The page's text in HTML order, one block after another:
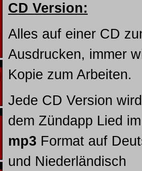
CD Version:
Alles auf einer CD
Ausdrucken, immer
Kopie zum Arbeiten.
Jede CD Version
dem Zündapp Lied im
mp3 Format auf
und Niederländisch